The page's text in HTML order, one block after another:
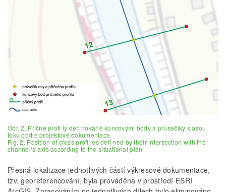
Obr. 2. Příčné profi ly defi nované koncovými body a průsečíky s osou
toku podle projektové dokumentace
Fig. 2. Position of cross profi les defi ned by their intersection with the
channel‘s axis according to the situational plan
Přesná lokalizace jednotlivých částí výkresové dokumentace,
tzv. georeferencování, byla prováděna v prostředí ESRI